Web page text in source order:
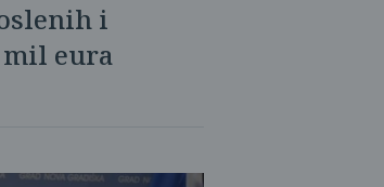
i
mil eura